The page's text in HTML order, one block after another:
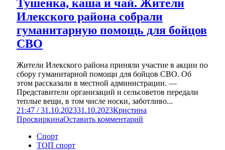
Тушенка, каша и чай. Жители
Илекского района собрали
гуманитарную помощь для бойцов
СВО
Жители Илекского района приняли участие в акции по
сбору гуманитарной помощи для бойцов СВО. Об
этом рассказали в местной администрации. —
Представители организаций и сельсоветов передали
теплые вещи, в том числе носки, заботливо...
21:47 / 31.10.202331.10.2023Кристина
ПросвиркинаОставить комментарий
Спорт
ТОП спорт